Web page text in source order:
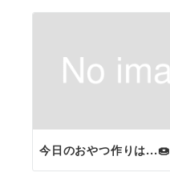
今日のおやつ作りは...🍩